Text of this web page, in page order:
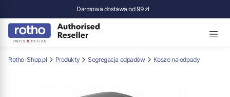
Darmowa dostawa od 99 zł
Rotho-Shop.pl Produkty Segregacja odpadów Kosze na odpady